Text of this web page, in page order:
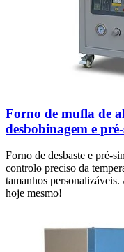
Forno de mufla de
desbobinagem e
Forno de desbaste e pré-
controlo preciso da
tamanhos
hoje mesmo!